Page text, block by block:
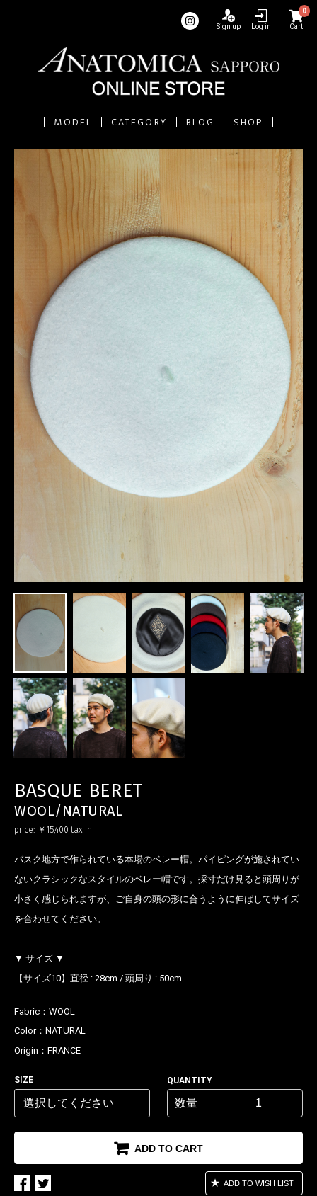
Sign up Log in
0
Cart
MODEL CATEGORY BLOG SHOP
BASQUE BERET
WOOL/NATURAL
price: ￥15,400 tax in
バスク地方で作られている本場のベレー帽。パイピングが施されてい
ないクラシックなスタイルのベレー帽です。採寸だけ見ると頭周りが
小さく感じられますが、ご自身の頭の形に合うように伸ばしてサイズ
を合わせてください。
▼ サイズ ▼
【サイズ10】直径 : 28cm / 頭周り : 50cm
Fabric： WOOL
Color： NATURAL
Origin： FRANCE
SIZE QUANTITY
数量
ADD TO CART
カートへ進む
ADD TO WISH LIST